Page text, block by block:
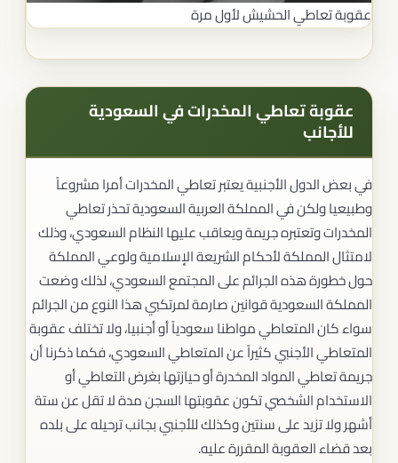
عقوبة تعاطي الحشيش لأول مرة
عقوبة تعاطي المخدرات في السعودية
للأجانب
في بعض الدول الأجنبية يعتبر تعاطي المخدرات أمرا مشروعاً
وطبيعيا ولكن في المملكة العربية السعودية تحذر تعاطي
المخدرات وتعتبره جريمة ويعاقب عليها النظام السعودي، وذلك
لامتثال المملكة لأحكام الشريعة الإسلامية ولوعي المملكة
حول خطورة هذه الجرائم على المجتمع السعودي، لذلك وضعت
المملكة السعودية قوانين صارمة لمرتكبي هذا النوع من الجرائم
سواء كان المتعاطي مواطنا سعودياً أو أجنبيا، ولا تختلف عقوبة
المتعاطي الأجنبي كثيراً عن المتعاطي السعودي، فكما ذكرنا أن
جريمة تعاطي المواد المخدرة أو حيازتها بغرض التعاطي أو
الاستخدام الشخصي تكون عقوبتها السجن مدة لا تقل عن ستة
أشهر ولا تزيد على سنتين وكذلك للأجنبي بجانب ترحيله على بلده
بعد قضاء العقوبة المقررة عليه.